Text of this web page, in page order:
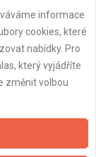
informace
cookies, které
nabídky. Pro
který vyjádříte
změnit volbou